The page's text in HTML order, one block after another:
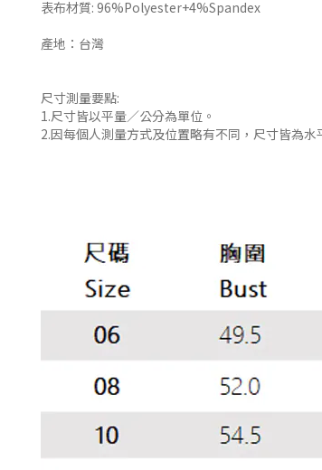
表布材質: 96%Polyester+4%Spandex
產地：台灣
尺寸測量要點:
1.尺寸皆以平量／公分為單位。
2.因每個人測量方式及位置略有不同，尺寸皆為